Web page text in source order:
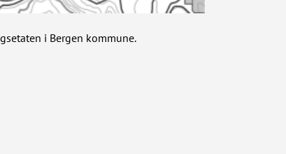
i Bergen kommune.